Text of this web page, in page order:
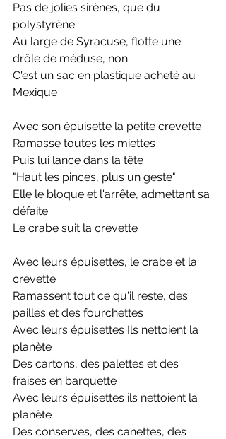
Pas de jolies sirènes, que du
polystyrène
Au large de Syracuse, flotte une
drôle de méduse, non
C'est un sac en plastique acheté au
Mexique
Avec son épuisette la petite crevette
Ramasse toutes les miettes
Puis lui lance dans la tête
"Haut les pinces, plus un geste"
Elle le bloque et l'arrête, admettant sa
défaite
Le crabe suit la crevette
Avec leurs épuisettes, le crabe et la
crevette
Ramassent tout ce qu'il reste, des
pailles et des fourchettes
Avec leurs épuisettes Ils nettoient la
planète
Des cartons, des palettes et des
fraises en barquette
Avec leurs épuisettes ils nettoient la
planète
Des conserves, des canettes, des